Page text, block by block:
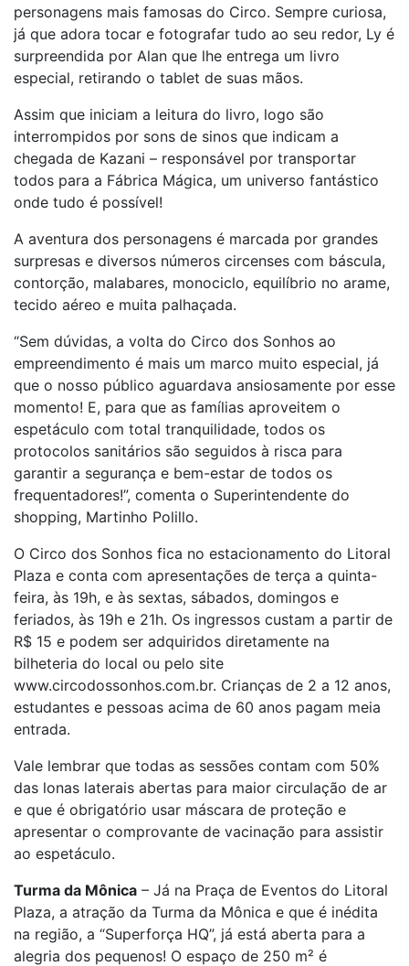
personagens mais famosas do Circo. Sempre curiosa,
já que adora tocar e fotografar tudo ao seu redor, Ly é
surpreendida por Alan que lhe entrega um livro
especial, retirando o tablet de suas mãos.
Assim que iniciam a leitura do livro, logo são
interrompidos por sons de sinos que indicam a
chegada de Kazani – responsável por transportar
todos para a Fábrica Mágica, um universo fantástico
onde tudo é possível!
A aventura dos personagens é marcada por grandes
surpresas e diversos números circenses com báscula,
contorção, malabares, monociclo, equilíbrio no arame,
tecido aéreo e muita palhaçada.
“Sem dúvidas, a volta do Circo dos Sonhos ao
empreendimento é mais um marco muito especial, já
que o nosso público aguardava ansiosamente por esse
momento! E, para que as famílias aproveitem o
espetáculo com total tranquilidade, todos os
protocolos sanitários são seguidos à risca para
garantir a segurança e bem-estar de todos os
frequentadores!”, comenta o Superintendente do
shopping, Martinho Polillo.
O Circo dos Sonhos fica no estacionamento do Litoral
Plaza e conta com apresentações de terça a quinta-
feira, às 19h, e às sextas, sábados, domingos e
feriados, às 19h e 21h. Os ingressos custam a partir de
R$ 15 e podem ser adquiridos diretamente na
bilheteria do local ou pelo site
www.circodossonhos.com.br. Crianças de 2 a 12 anos,
estudantes e pessoas acima de 60 anos pagam meia
entrada.
Vale lembrar que todas as sessões contam com 50%
das lonas laterais abertas para maior circulação de ar
e que é obrigatório usar máscara de proteção e
apresentar o comprovante de vacinação para assistir
ao espetáculo.
Turma da Mônica – Já na Praça de Eventos do Litoral
Plaza, a atração da Turma da Mônica e que é inédita
na região, a “Superforça HQ”, já está aberta para a
alegria dos pequenos! O espaço de 250 m² é